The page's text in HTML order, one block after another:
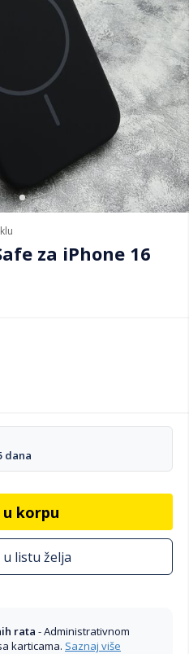
za iPhone 16
dana
u korpu
u listu želja
rata - Administrativnom
karticama. Saznaj više